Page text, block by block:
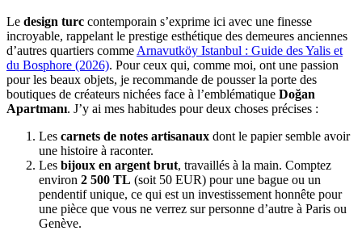
Le design turc contemporain s’exprime ici avec une finesse
incroyable, rappelant le prestige esthétique des demeures anciennes
d’autres quartiers comme Arnavutköy Istanbul : Guide des Yalis et
du Bosphore (2026). Pour ceux qui, comme moi, ont une passion
pour les beaux objets, je recommande de pousser la porte des
boutiques de créateurs nichées face à l’emblématique Doğan
Apartmanı. J’y ai mes habitudes pour deux choses précises :
Les carnets de notes artisanaux dont le papier semble avoir
une histoire à raconter.
Les bijoux en argent brut, travaillés à la main. Comptez
environ 2 500 TL (soit 50 EUR) pour une bague ou un
pendentif unique, ce qui est un investissement honnête pour
une pièce que vous ne verrez sur personne d’autre à Paris ou
Genève.